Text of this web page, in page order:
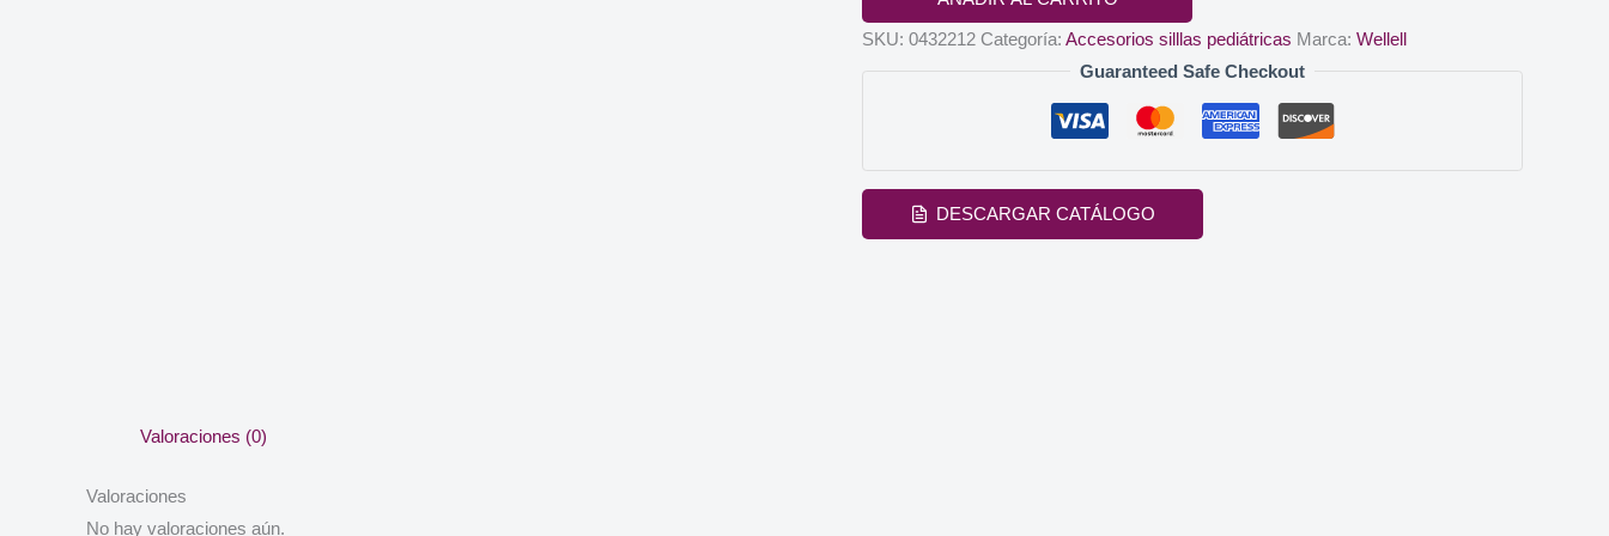
SKU: 0432212 Categoría: Accesorios silllas pediátricas Marca: Wellell
Guaranteed Safe Checkout
DESCARGAR CATÁLOGO
Valoraciones (0)
Valoraciones
No hay valoraciones aún.